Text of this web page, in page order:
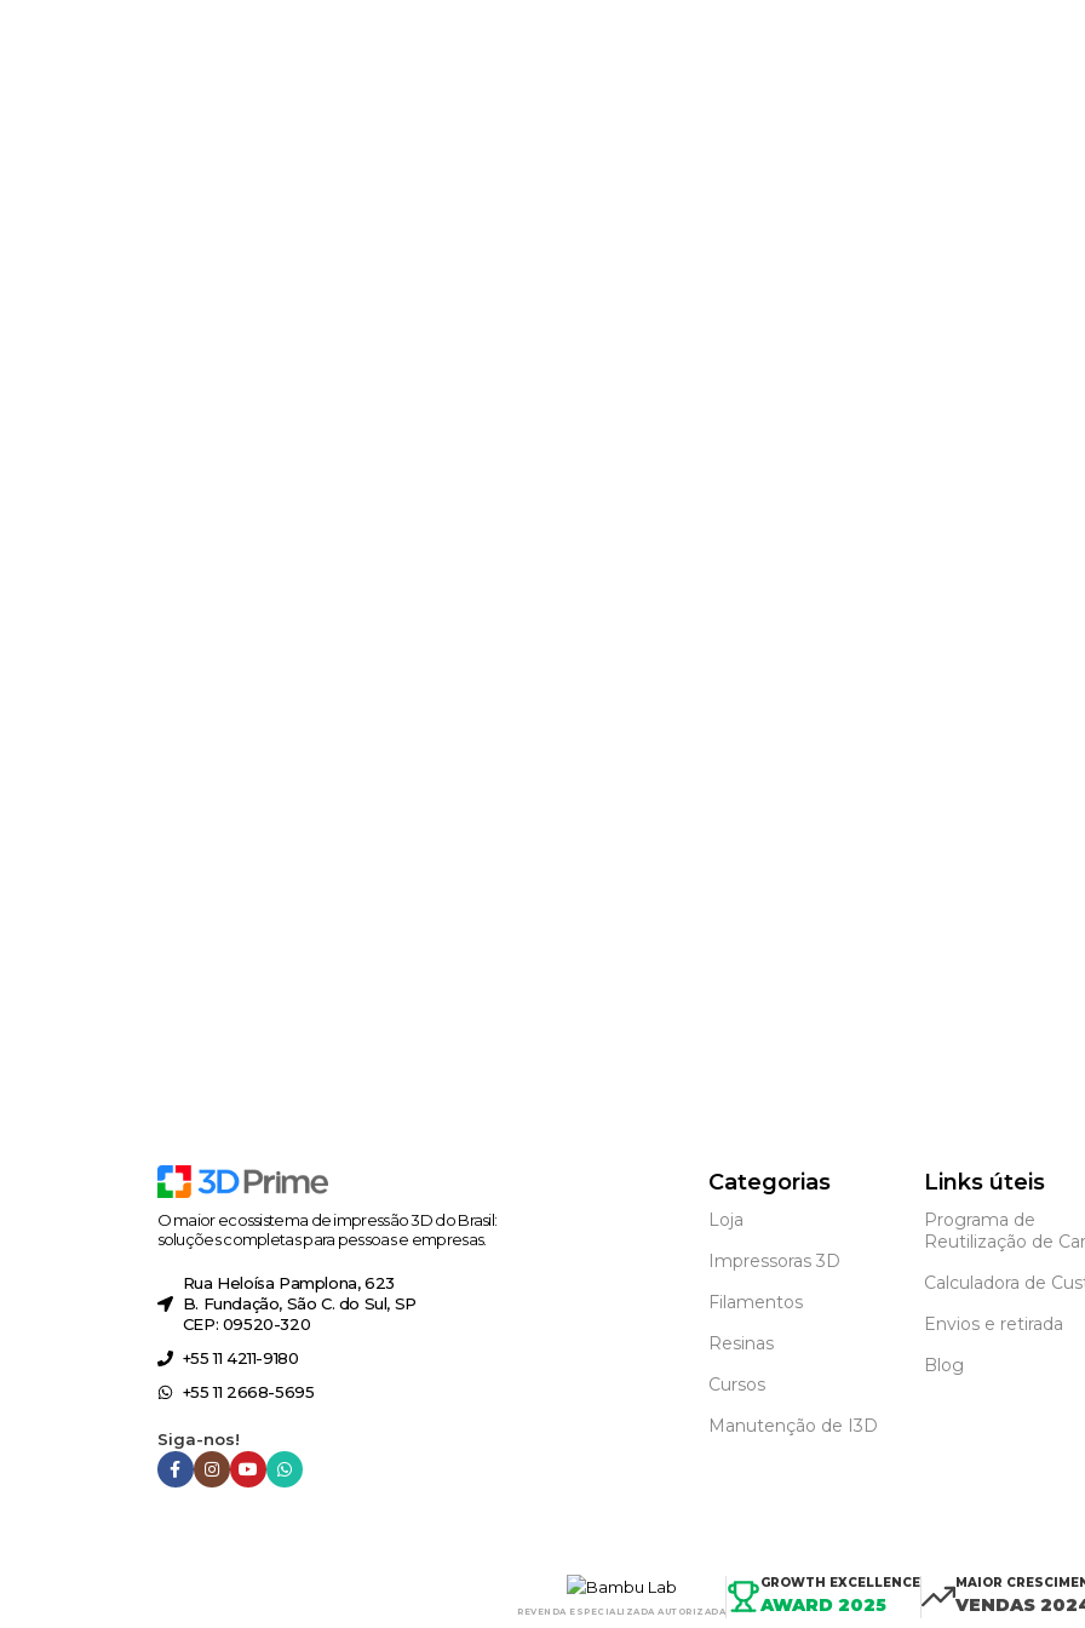
O maior ecossistema de impressão 3D do Brasil:
soluções completas para pessoas e empresas.
Rua Heloísa Pamplona, 623
B. Fundação, São C. do Sul, SP
CEP: 09520-320
+55 11 4211-9180
+55 11 2668-5695
Siga-nos!
Categorias
Loja
Impressoras 3D
Filamentos
Resinas
Cursos
Manutenção de I3D
Links úteis
Programa de
Reutilização de
Calculadora de
Envios e retirada
Blog
REVENDA ESPECIALIZADA AUTORIZADA
GROWTH EXCELLENCE
AWARD 2025
MAIOR
VENDAS